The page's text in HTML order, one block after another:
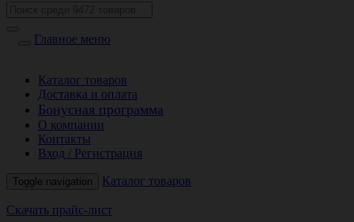
Главное меню
Каталог товаров
Доставка и оплата
Бонусная программа
О компании
Контакты
Вход / Регистрация
Toggle navigation Каталог товаров
Скачать прайс-лист